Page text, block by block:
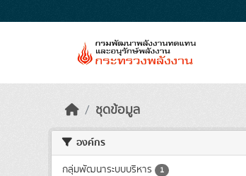
ชุดข้อมูล
องค์กร
กลุ่มพัฒนาระบบบริหาร 1